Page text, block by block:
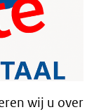
wij u over